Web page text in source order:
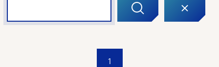
1